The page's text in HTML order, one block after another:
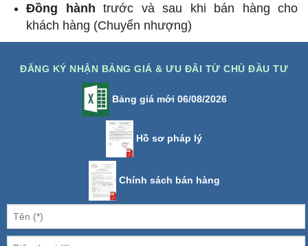
Đồng hành trước và sau khi bán hàng cho
khách hàng (Chuyển nhượng)
ĐĂNG KÝ NHẬN BẢNG GIÁ & ƯU ĐÃI TỪ CHỦ ĐẦU TƯ
Bảng giá mới 06/08/2026
Hồ sơ pháp lý
Chính sách bán hàng